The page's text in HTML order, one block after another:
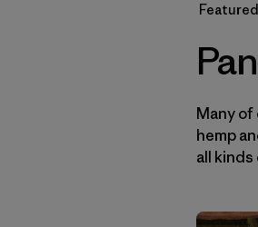
Featured
Many
hemp
all kinds